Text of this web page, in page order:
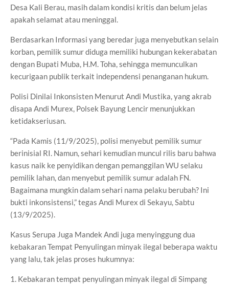
Desa Kali Berau, masih dalam kondisi kritis dan belum jelas
apakah selamat atau meninggal.
Berdasarkan Informasi yang beredar juga menyebutkan selain
korban, pemilik sumur diduga memiliki hubungan kekerabatan
dengan Bupati Muba, H.M. Toha, sehingga memunculkan
kecurigaan publik terkait independensi penanganan hukum.
Polisi Dinilai Inkonsisten Menurut Andi Mustika, yang akrab
disapa Andi Murex, Polsek Bayung Lencir menunjukkan
ketidakseriusan.
“Pada Kamis (11/9/2025), polisi menyebut pemilik sumur
berinisial RI. Namun, sehari kemudian muncul rilis baru bahwa
kasus naik ke penyidikan dengan pemanggilan WU selaku
pemilik lahan, dan menyebut pemilik sumur adalah FN.
Bagaimana mungkin dalam sehari nama pelaku berubah? Ini
bukti inkonsistensi,” tegas Andi Murex di Sekayu, Sabtu
(13/9/2025).
Kasus Serupa Juga Mandek Andi juga menyinggung dua
kebakaran Tempat Penyulingan minyak ilegal beberapa waktu
yang lalu, tak jelas proses hukumnya:
1. Kebakaran tempat penyulingan minyak ilegal di Simpang